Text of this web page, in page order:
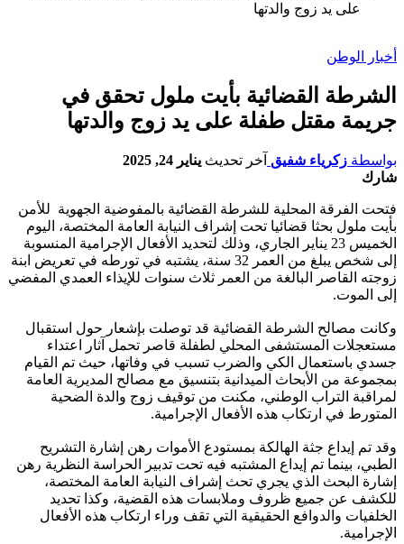
على يد زوج والدتها
أخبار الوطن
الشرطة القضائية بأيت ملول تحقق في
جريمة مقتل طفلة على يد زوج والدتها
بواسطة زكرياء شفيق آخر تحديث يناير 24, 2025
شارك
فتحت الفرقة المحلية للشرطة القضائية بالمفوضية الجهوية للأمن
بأيت ملول بحثا قضائيا تحت إشراف النيابة العامة المختصة، اليوم
الخميس 23 يناير الجاري، وذلك لتحديد الأفعال الإجرامية المنسوبة
إلى شخص يبلغ من العمر 32 سنة، يشتبه في تورطه في تعريض ابنة
زوجته القاصر البالغة من العمر ثلاث سنوات للإيذاء العمدي المفضي
إلى الموت.
وكانت مصالح الشرطة القضائية قد توصلت بإشعار حول استقبال
مستعجلات المستشفى المحلي لطفلة قاصر تحمل آثار اعتداء
جسدي باستعمال الكي والضرب تسبب في وفاتها، حيث تم القيام
بمجموعة من الأبحاث الميدانية بتنسيق مع مصالح المديرية العامة
لمراقبة التراب الوطني، مكنت من توقيف زوج والدة الضحية
المتورط في ارتكاب هذه الأفعال الإجرامية.
وقد تم إيداع جثة الهالكة بمستودع الأموات رهن إشارة التشريح
الطبي، بينما تم إيداع المشتبه فيه تحت تدبير الحراسة النظرية رهن
إشارة البحث الذي يجري تحث إشراف النيابة العامة المختصة،
للكشف عن جميع ظروف وملابسات هذه القضية، وكذا تحديد
الخلفيات والدوافع الحقيقية التي تقف وراء ارتكاب هذه الأفعال
الإجرامية.